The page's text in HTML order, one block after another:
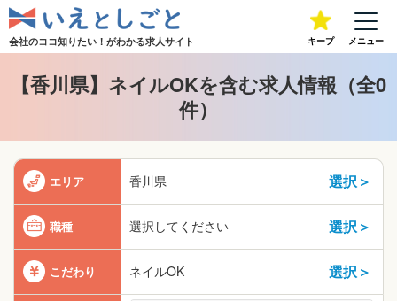
会社のココ知りたい！がわかる求人サイト キープ メニュー
【香川県】ネイルOKを含む求人情報（全0
件）
エリア 香川県 選択＞
職種 選択してください 選択＞
こだわり ネイルOK 選択＞